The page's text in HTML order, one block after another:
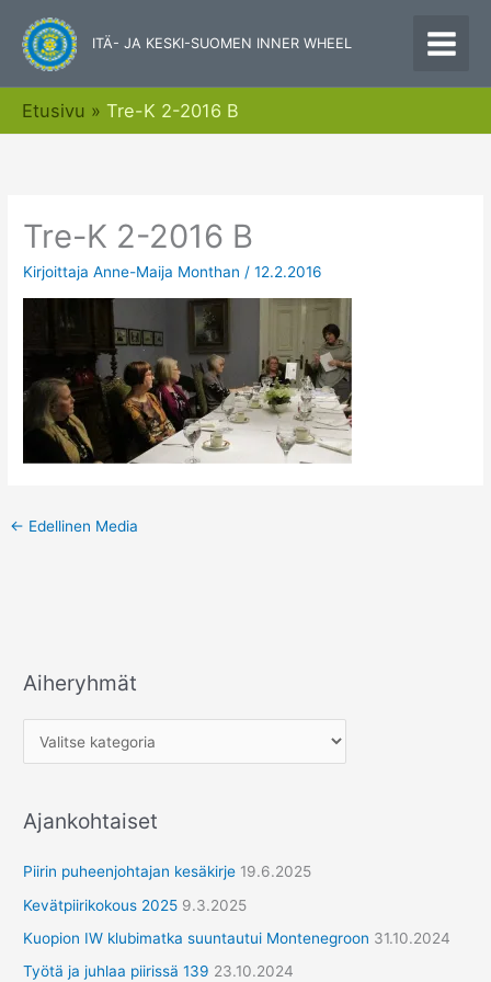
sisältöön
ITÄ- JA KESKI-SUOMEN INNER WHEEL
Etusivu Tre-K 2-2016 B
Tre-K 2-2016 B
KirjoittajaAnne-Maija Monthan /12.2.2016
← Edellinen Media
Aiheryhmät
A
e
y
t
Ajankohtaiset
Piirin puheenjohtajan kesäkirje 19.6.2025
Kevätpiirikokous 2025 9.3.2025
Kuopion IW klubimatka suuntautui Montenegroon 31.10.2024
Työtä ja juhlaa piirissä 139 23.10.2024